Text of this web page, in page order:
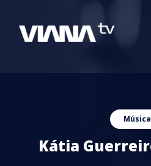
Música
Kátia